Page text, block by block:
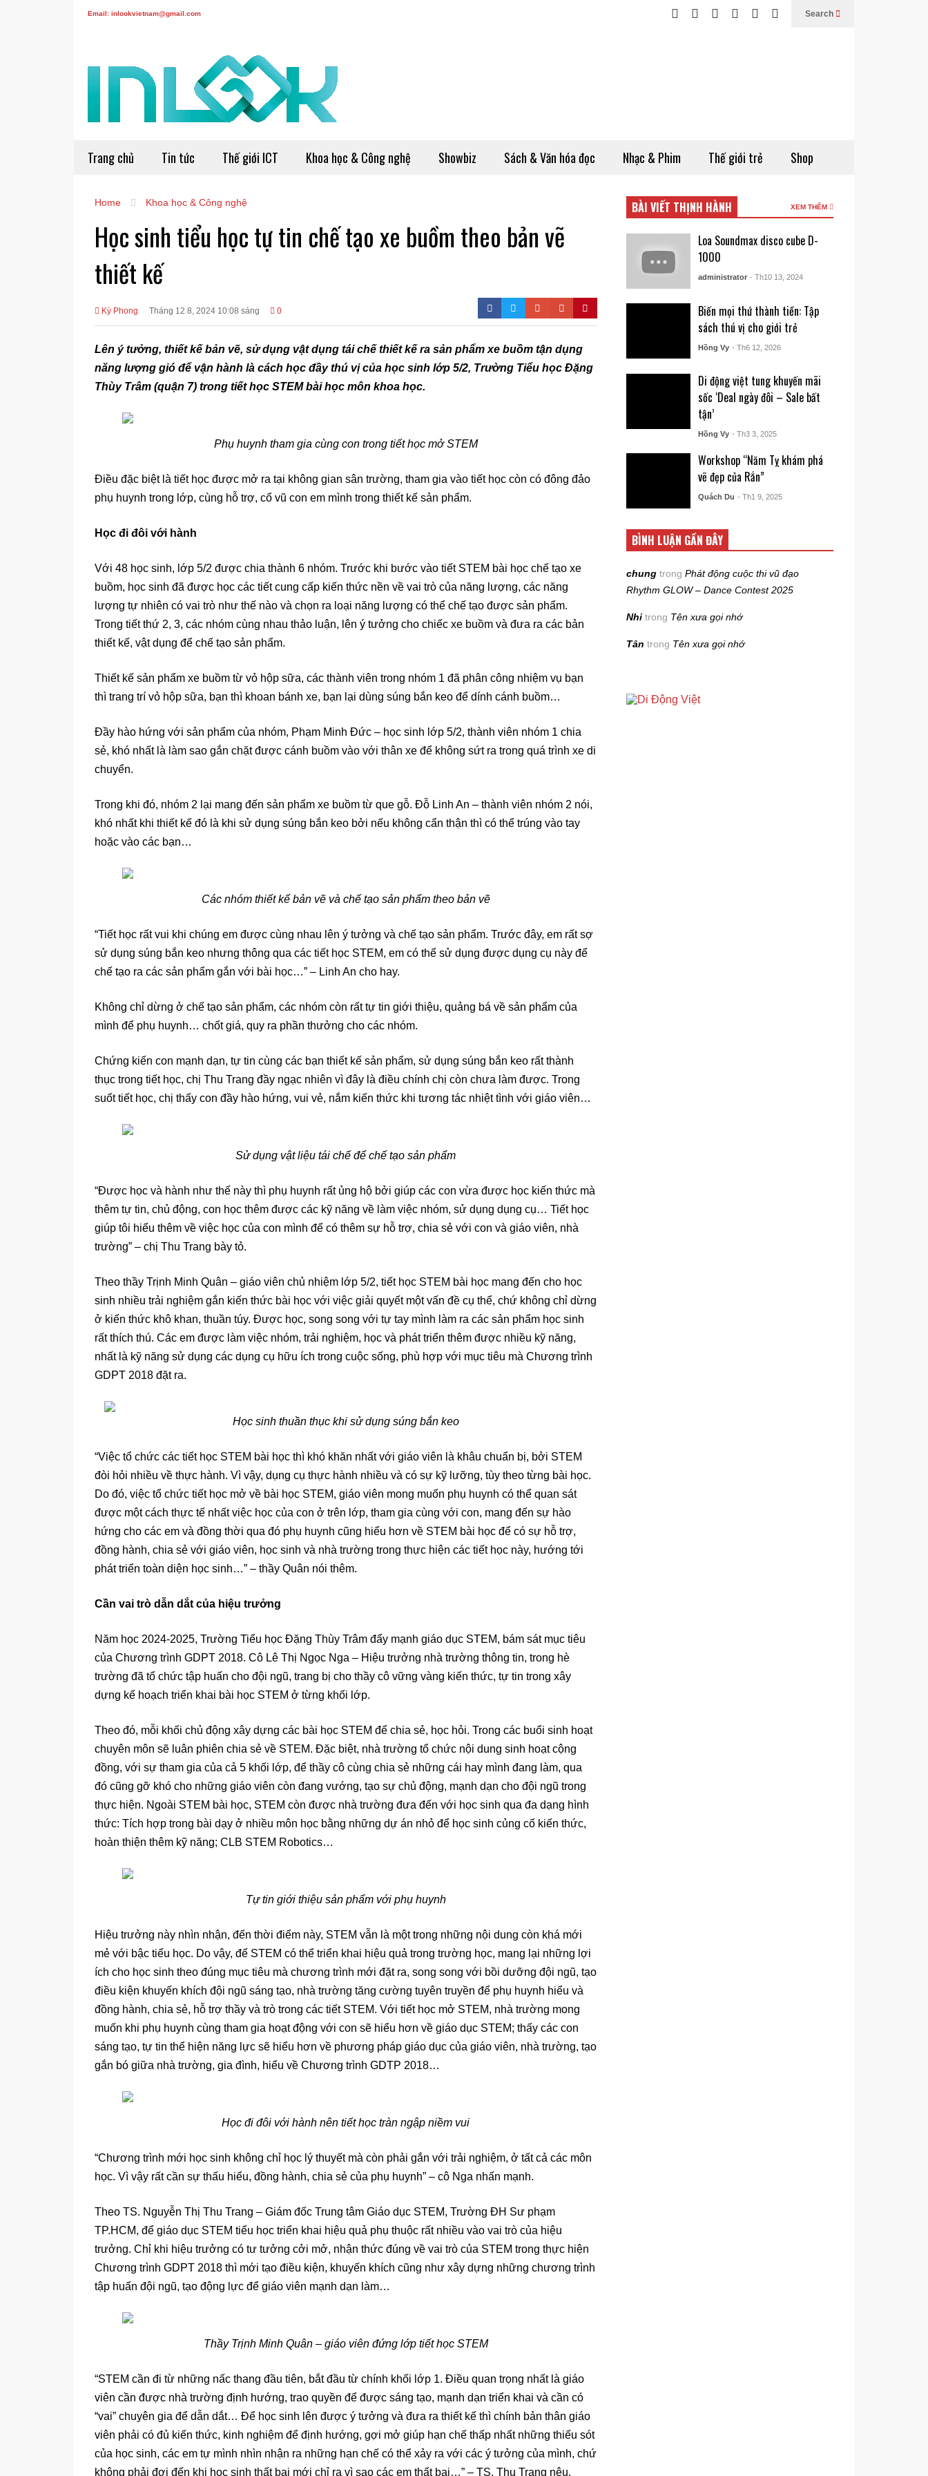
Email: inlookvietnam@gmail.com Search
Trang chủ Tin tức Thế giới ICT Khoa học & Công nghệ Showbiz Sách & Văn hóa đọc Nhạc & Phim Thế giới trẻ Shop
Home Khoa học & Công nghệ
Học sinh tiểu học tự tin chế tạo xe buồm theo bản vẽ
thiết kế
Kỳ Phong Tháng 12 8, 2024 10:08 sáng 0
Lên ý tưởng, thiết kế bản vẽ, sử dụng vật dụng tái chế thiết kế ra sản phẩm xe buồm tận dụng
năng lượng gió để vận hành là cách học đầy thú vị của học sinh lớp 5/2, Trường Tiểu học Đặng
Thùy Trâm (quận 7) trong tiết học STEM bài học môn khoa học.
Phụ huynh tham gia cùng con trong tiết học mở STEM
Điều đặc biệt là tiết học được mở ra tại không gian sân trường, tham gia vào tiết học còn có đông đảo
phụ huynh trong lớp, cùng hỗ trợ, cổ vũ con em mình trong thiết kế sản phẩm.
Học đi đôi với hành
Với 48 học sinh, lớp 5/2 được chia thành 6 nhóm. Trước khi bước vào tiết STEM bài học chế tạo xe
buồm, học sinh đã được học các tiết cung cấp kiến thức nền về vai trò của năng lượng, các năng
lượng tự nhiên có vai trò như thế nào và chọn ra loại năng lượng có thể chế tạo được sản phẩm.
Trong tiết thứ 2, 3, các nhóm cùng nhau thảo luận, lên ý tưởng cho chiếc xe buồm và đưa ra các bản
thiết kế, vật dụng để chế tạo sản phẩm.
Thiết kế sản phẩm xe buồm từ vỏ hộp sữa, các thành viên trong nhóm 1 đã phân công nhiệm vụ bạn
thì trang trí vỏ hộp sữa, bạn thì khoan bánh xe, bạn lại dùng súng bắn keo để dính cánh buồm…
Đầy hào hứng với sản phẩm của nhóm, Phạm Minh Đức – học sinh lớp 5/2, thành viên nhóm 1 chia
sẻ, khó nhất là làm sao gắn chặt được cánh buồm vào với thân xe để không sứt ra trong quá trình xe di
chuyển.
Trong khi đó, nhóm 2 lại mang đến sản phẩm xe buồm từ que gỗ. Đỗ Linh An – thành viên nhóm 2 nói,
khó nhất khi thiết kế đó là khi sử dụng súng bắn keo bởi nếu không cẩn thận thì có thể trúng vào tay
hoặc vào các bạn…
Các nhóm thiết kế bản vẽ và chế tạo sản phẩm theo bản vẽ
“Tiết học rất vui khi chúng em được cùng nhau lên ý tưởng và chế tạo sản phẩm. Trước đây, em rất sợ
sử dụng súng bắn keo nhưng thông qua các tiết học STEM, em có thể sử dụng được dụng cụ này để
chế tạo ra các sản phẩm gắn với bài học…” – Linh An cho hay.
Không chỉ dừng ở chế tạo sản phẩm, các nhóm còn rất tự tin giới thiệu, quảng bá về sản phẩm của
mình để phụ huynh… chốt giá, quy ra phần thưởng cho các nhóm.
Chứng kiến con mạnh dạn, tự tin cùng các bạn thiết kế sản phẩm, sử dụng súng bắn keo rất thành
thục trong tiết học, chị Thu Trang đầy ngạc nhiên vì đây là điều chính chị còn chưa làm được. Trong
suốt tiết học, chị thấy con đầy hào hứng, vui vẻ, nắm kiến thức khi tương tác nhiệt tình với giáo viên…
Sử dụng vật liệu tái chế để chế tạo sản phẩm
“Được học và hành như thế này thì phụ huynh rất ủng hộ bởi giúp các con vừa được học kiến thức mà
thêm tự tin, chủ động, con học thêm được các kỹ năng về làm việc nhóm, sử dụng dụng cụ… Tiết học
giúp tôi hiểu thêm về việc học của con mình để có thêm sự hỗ trợ, chia sẻ với con và giáo viên, nhà
trường” – chị Thu Trang bày tỏ.
Theo thầy Trịnh Minh Quân – giáo viên chủ nhiệm lớp 5/2, tiết học STEM bài học mang đến cho học
sinh nhiều trải nghiệm gắn kiến thức bài học với việc giải quyết một vấn đề cụ thể, chứ không chỉ dừng
ở kiến thức khô khan, thuần túy. Được học, song song với tự tay mình làm ra các sản phẩm học sinh
rất thích thú. Các em được làm việc nhóm, trải nghiệm, học và phát triển thêm được nhiều kỹ năng,
nhất là kỹ năng sử dụng các dụng cụ hữu ích trong cuộc sống, phù hợp với mục tiêu mà Chương trình
GDPT 2018 đặt ra.
Học sinh thuần thục khi sử dụng súng bắn keo
“Việc tổ chức các tiết học STEM bài học thì khó khăn nhất với giáo viên là khâu chuẩn bị, bởi STEM
đòi hỏi nhiều về thực hành. Vì vậy, dụng cụ thực hành nhiều và có sự kỹ lưỡng, tùy theo từng bài học.
Do đó, việc tổ chức tiết học mở về bài học STEM, giáo viên mong muốn phụ huynh có thể quan sát
được một cách thực tế nhất việc học của con ở trên lớp, tham gia cùng với con, mang đến sự hào
hứng cho các em và đồng thời qua đó phụ huynh cũng hiểu hơn về STEM bài học để có sự hỗ trợ,
đồng hành, chia sẻ với giáo viên, học sinh và nhà trường trong thực hiện các tiết học này, hướng tới
phát triển toàn diện học sinh…” – thầy Quân nói thêm.
Cần vai trò dẫn dắt của hiệu trưởng
Năm học 2024-2025, Trường Tiểu học Đặng Thùy Trâm đẩy mạnh giáo dục STEM, bám sát mục tiêu
của Chương trình GDPT 2018. Cô Lê Thị Ngọc Nga – Hiệu trưởng nhà trường thông tin, trong hè
trường đã tổ chức tập huấn cho đội ngũ, trang bị cho thầy cô vững vàng kiến thức, tự tin trong xây
dựng kế hoạch triển khai bài học STEM ở từng khối lớp.
Theo đó, mỗi khối chủ động xây dựng các bài học STEM để chia sẻ, học hỏi. Trong các buổi sinh hoạt
chuyên môn sẽ luân phiên chia sẻ về STEM. Đặc biệt, nhà trường tổ chức nội dung sinh hoạt cộng
đồng, với sự tham gia của cả 5 khối lớp, để thầy cô cùng chia sẻ những cái hay mình đang làm, qua
đó cũng gỡ khó cho những giáo viên còn đang vướng, tạo sự chủ động, mạnh dạn cho đội ngũ trong
thực hiện. Ngoài STEM bài học, STEM còn được nhà trường đưa đến với học sinh qua đa dạng hình
thức: Tích hợp trong bài dạy ở nhiều môn học bằng những dự án nhỏ để học sinh củng cố kiến thức,
hoàn thiện thêm kỹ năng; CLB STEM Robotics…
Tự tin giới thiệu sản phẩm với phụ huynh
Hiệu trưởng này nhìn nhận, đến thời điểm này, STEM vẫn là một trong những nội dung còn khá mới
mẻ với bậc tiểu học. Do vậy, để STEM có thể triển khai hiệu quả trong trường học, mang lại những lợi
ích cho học sinh theo đúng mục tiêu mà chương trình mới đặt ra, song song với bồi dưỡng đội ngũ, tạo
điều kiện khuyến khích đội ngũ sáng tạo, nhà trường tăng cường tuyên truyền để phụ huynh hiểu và
đồng hành, chia sẻ, hỗ trợ thầy và trò trong các tiết STEM. Với tiết học mở STEM, nhà trường mong
muốn khi phụ huynh cùng tham gia hoạt động với con sẽ hiểu hơn về giáo dục STEM; thấy các con
sáng tạo, tự tin thể hiện năng lực sẽ hiểu hơn về phương pháp giáo dục của giáo viên, nhà trường, tạo
gắn bó giữa nhà trường, gia đình, hiểu về Chương trình GDTP 2018…
Học đi đôi với hành nên tiết học tràn ngập niềm vui
“Chương trình mới học sinh không chỉ học lý thuyết mà còn phải gắn với trải nghiệm, ở tất cả các môn
học. Vì vậy rất cần sự thấu hiểu, đồng hành, chia sẻ của phụ huynh” – cô Nga nhấn mạnh.
Theo TS. Nguyễn Thị Thu Trang – Giám đốc Trung tâm Giáo dục STEM, Trường ĐH Sư phạm
TP.HCM, để giáo dục STEM tiểu học triển khai hiệu quả phụ thuộc rất nhiều vào vai trò của hiệu
trưởng. Chỉ khi hiệu trưởng có tư tưởng cởi mở, nhận thức đúng về vai trò của STEM trong thực hiện
Chương trình GDPT 2018 thì mới tạo điều kiện, khuyến khích cũng như xây dựng những chương trình
tập huấn đội ngũ, tạo động lực để giáo viên mạnh dạn làm…
Thầy Trịnh Minh Quân – giáo viên đứng lớp tiết học STEM
“STEM cần đi từ những nấc thang đầu tiên, bắt đầu từ chính khối lớp 1. Điều quan trọng nhất là giáo
viên cần được nhà trường định hướng, trao quyền để được sáng tạo, mạnh dạn triển khai và cần có
“vai” chuyên gia để dẫn dắt… Để học sinh lên được ý tưởng và đưa ra thiết kế thì chính bản thân giáo
viên phải có đủ kiến thức, kinh nghiệm để định hướng, gợi mở giúp hạn chế thấp nhất những thiếu sót
của học sinh, các em tự mình nhìn nhận ra những hạn chế có thể xảy ra với các ý tưởng của mình, chứ
không phải đợi đến khi học sinh thất bại mới chỉ ra vì sao các em thất bại…” – TS. Thu Trang nêu.
BÀI VIẾT THỊNH HÀNH XEM THÊM
Loa Soundmax disco cube D-
1000
administrator - Th10 13, 2024
Biến mọi thứ thành tiền: Tập
sách thú vị cho giới trẻ
Hồng Vy - Th6 12, 2026
Di động việt tung khuyến mãi
sốc ‘Deal ngày đôi – Sale bất
tận’
Hồng Vy - Th3 3, 2025
Workshop “Năm Tỵ khám phá
vẽ đẹp của Rắn”
Quách Du - Th1 9, 2025
BÌNH LUẬN GẦN ĐÂY
chung trongPhát động cuộc thi vũ đạo
Rhythm GLOW – Dance Contest 2025
Nhi trong Tên xưa gọi nhớ
Tân trong Tên xưa gọi nhớ